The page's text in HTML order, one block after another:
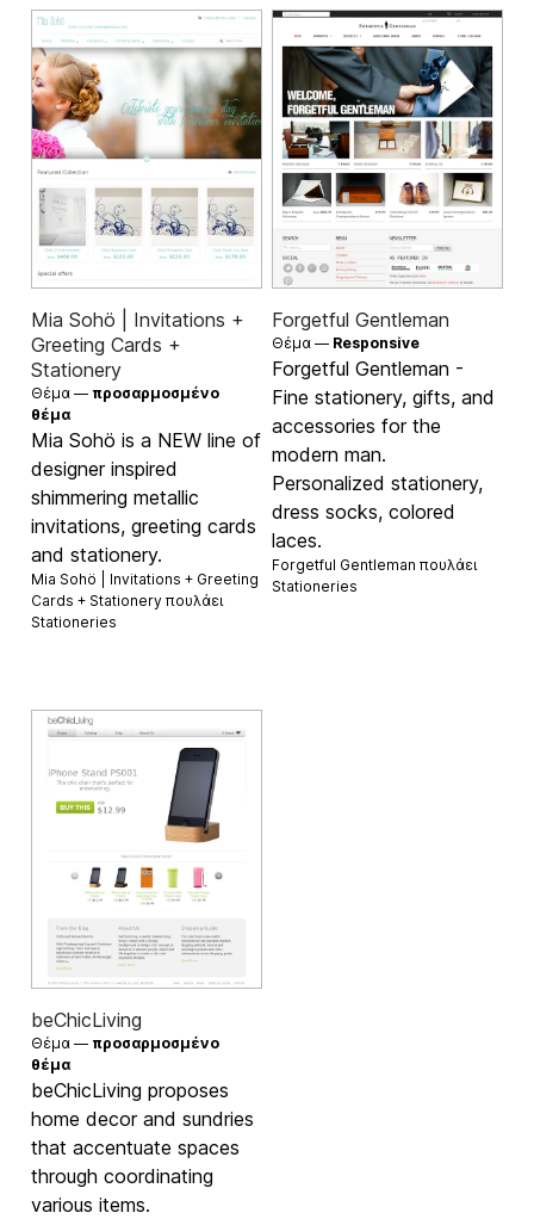
Mia Sohö | Invitations +
Greeting Cards +
Stationery
Θέμα — προσαρμοσμένο
θέμα
Mia Sohö is a NEW line of
designer inspired
shimmering metallic
invitations, greeting cards
and stationery.
Mia Sohö | Invitations + Greeting
Cards + Stationery πουλάει
Stationeries
Forgetful Gentleman
Θέμα — Responsive
Forgetful Gentleman -
Fine stationery, gifts, and
accessories for the
modern man.
Personalized stationery,
dress socks, colored
laces.
Forgetful Gentleman πουλάει
Stationeries
beChicLiving
Θέμα — προσαρμοσμένο
θέμα
beChicLiving proposes
home decor and sundries
that accentuate spaces
through coordinating
various items.